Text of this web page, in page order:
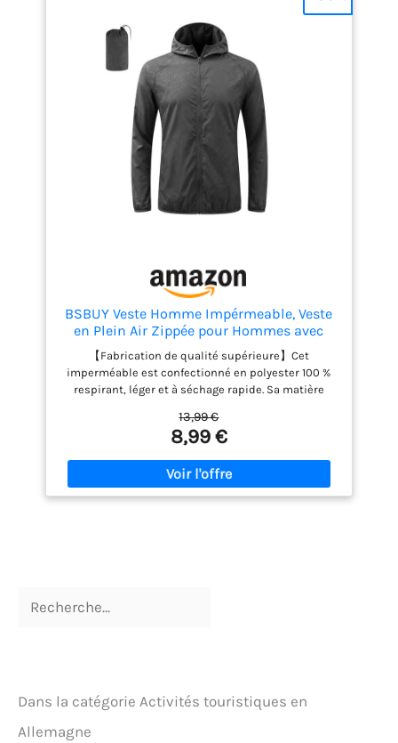
【Conception pratique】Cette veste unisexe est
polyvalente : elle peut servir d'imperméable, de
chapeau de soleil, de manchettes solaires ou de
veste légère. Parfaite au quotidien et pour diverses
activités de plein air. 【Facile à ranger】Grâce à sa
housse de rangement incluse, vous pouvez ranger
la veste facilement et l'emporter partout avec vous :
dans un sac à dos, un sac à main ou une voiture.
Ainsi, vous serez paré(e) aux changements de
météo imprévus sans craindre d'être mouillé(e).
【Polyvalent】Cet imperméable pour homme est
idéal pour diverses activités sous la pluie, comme
le jogging, le vélo, la randonnée, le camping, le
BSBUY Veste Homme Impérmeable, Veste
en Plein Air Zippée pour Hommes avec
Sac, Veste de Randonnée Homme, Veste
Running Course Tactique Travail Légère
pour Sport Cyclisme Voyage, Avec
Poches，Gris, L
【Fabrication de qualité supérieure】Cet
imperméable est confectionné en polyester 100 %
respirant, léger et à séchage rapide. Sa matière
optimal, même en cas d'utilisation prolongée.
【Protection contre les intempéries】Cette veste
imperméable d'extérieur vous protège efficacement
des pluies fines et des bruines (elle n'est pas
adaptée aux fortes averses), vous gardant au sec et
activités de plein air. 【Facile à ranger】Grâce à sa
météo imprévus sans craindre d'être mouillé(e).
【Polyvalent】Cet imperméable pour homme est
idéal pour diverses activités sous la pluie, comme
13,99 €
8,99 €
Dans la catégorie Activités touristiques en
Allemagne